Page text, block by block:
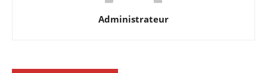
Administrateur